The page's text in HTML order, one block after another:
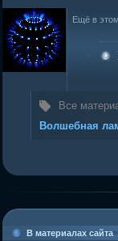
Ещё в
Все
Волшебная
В материалах сайта